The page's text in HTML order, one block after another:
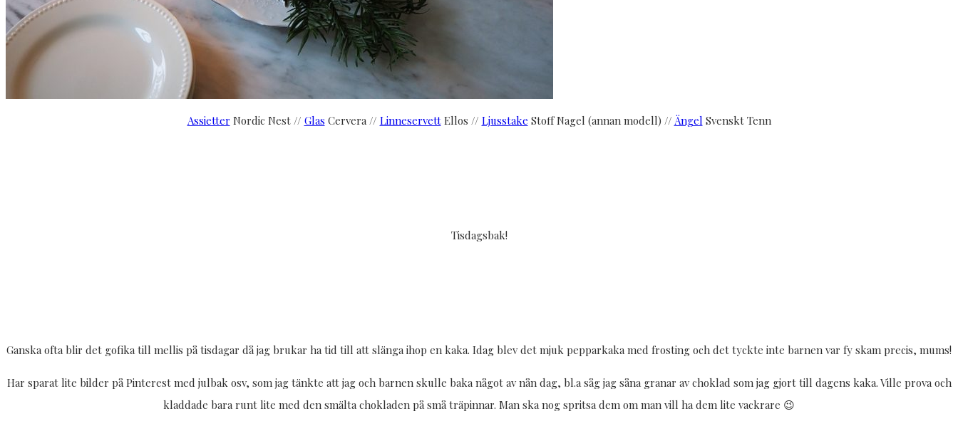
Assietter Nordic Nest // Glas Cervera // LinneservettEllos // Ljusstake Stoff Nagel (annan modell) // Ängel Svenskt Tenn
Tisdagsbak!
Ganska ofta blir det gofika till mellis på tisdagar då jag brukar ha tid till att slänga ihop en kaka. Idag blev det mjuk pepparkaka med frosting och det tyckte inte barnen var fy skam precis, mums!
Har sparat lite bilder på Pinterest med julbak osv, som jag tänkte att jag och barnen skulle baka något av nån dag, bl.a såg jag såna granar av choklad som jag gjort till dagens kaka. Ville prova och
kladdade bara runt lite med den smälta chokladen på små träpinnar. Man ska nog spritsa dem om man vill ha dem lite vackrare 😉